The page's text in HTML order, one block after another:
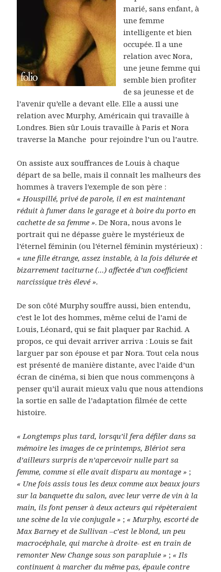
marié, sans enfant, à
une femme
intelligente et bien
occupée. Il a une
relation avec Nora,
une jeune femme qui
semble bien profiter
de sa jeunesse et de
l’avenir qu’elle a devant elle. Elle a aussi une
relation avec Murphy, Américain qui travaille à
Londres. Bien sûr Louis travaille à Paris et Nora
traverse la Manche pour rejoindre l’un ou l’autre.
On assiste aux souffrances de Louis à chaque
départ de sa belle, mais il connaît les malheurs des
hommes à travers l’exemple de son père :
« Houspillé, privé de parole, il en est maintenant
réduit à fumer dans le garage et à boire du porto en
cachette de sa femme ». De Nora, nous avons le
portrait qui ne dépasse guère le mystérieux de
l’éternel féminin (ou l’éternel féminin mystérieux) :
« une fille étrange, assez instable, à la fois délurée et
bizarrement taciturne (…) affectée d’un coefficient
narcissique très élevé ».
De son côté Murphy souffre aussi, bien entendu,
c’est le lot des hommes, même celui de l’ami de
Louis, Léonard, qui se fait plaquer par Rachid. A
propos, ce qui devait arriver arriva : Louis se fait
larguer par son épouse et par Nora. Tout cela nous
est présenté de manière distante, avec l’aide d’un
écran de cinéma, si bien que nous commençons à
penser qu’il aurait mieux valu que nous attendions
la sortie en salle de l’adaptation filmée de cette
histoire.
« Longtemps plus tard, lorsqu’il fera défiler dans sa
mémoire les images de ce printemps, Blériot sera
d’ailleurs surpris de n’apercevoir nulle part sa
femme, comme si elle avait disparu au montage » ;
« Une fois assis tous les deux comme aux beaux jours
sur la banquette du salon, avec leur verre de vin à la
main, ils font penser à deux acteurs qui répèteraient
une scène de la vie conjugale » ; « Murphy, escorté de
Max Barney et de Sullivan –c’est le blond, un peu
macrocéphale, qui marche à droite- est en train de
remonter New Change sous son parapluie » ; « Ils
continuent à marcher du même pas, épaule contre